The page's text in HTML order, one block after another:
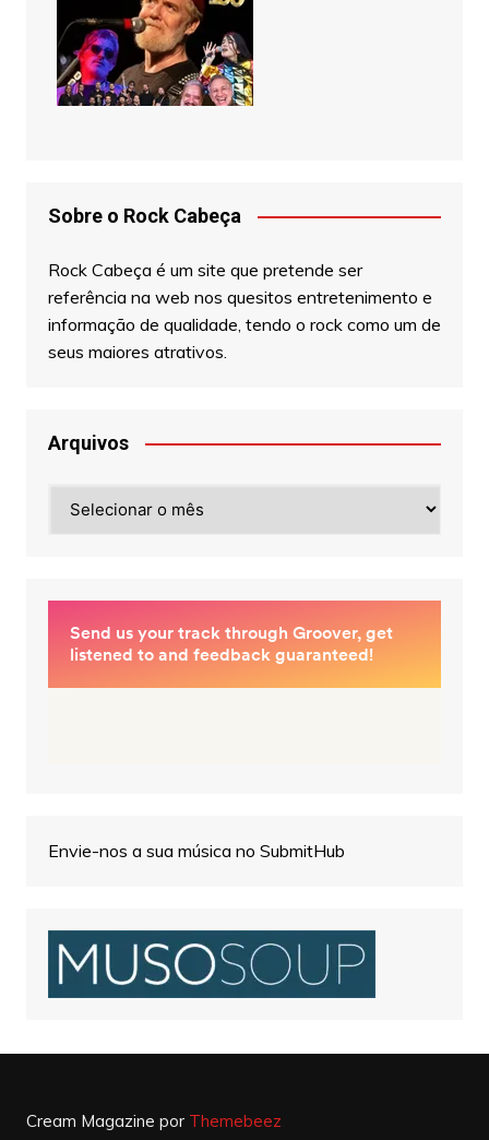
Sobre o Rock Cabeça
Rock Cabeça é um site que pretende ser
referência na web nos quesitos entretenimento e
informação de qualidade, tendo o rock como um de
seus maiores atrativos.
Arquivos
Envie-nos a sua música no SubmitHub
Cream Magazine por Themebeez